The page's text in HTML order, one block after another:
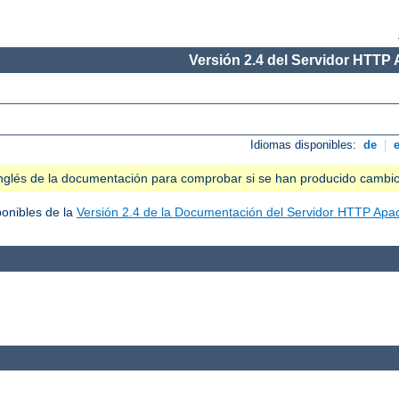
Versión 2.4 del Servidor HTTP
Idiomas disponibles: de
de la documentación para comprobar si se han producido
de la Versión 2.4 de la Documentación del Servidor HTTP